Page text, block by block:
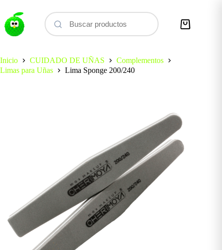
contenido
Carro
Inicio
CUIDADO DE UÑAS
Complementos
Limas para Uñas
Lima Sponge 200/240